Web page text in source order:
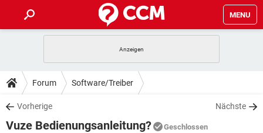
MENU
ANDROID IOS
WINDOWS 10
WHATSAPP TIKTOK
TIPPS & TRICKS
SPIELE
DOWNLOADS
SPIELE STREAMING
Forum Software/Treiber
Vorherige Nächste
Vuze Bedienungsanleitung? Geschlossen